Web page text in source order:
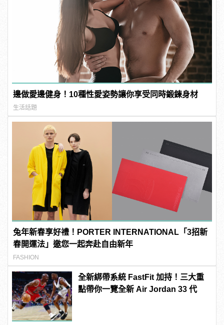
邊做愛邊健身！10種性愛姿勢讓你享受同時鍛鍊身材
生活話題
兔年新春享好禮！PORTER INTERNATIONAL「3招新
春開運法」邀您一起奔赴自由新年
FASHION
全新綁帶系統 FastFit 加持！三大重
點帶你一覽全新 Air Jordan 33 代